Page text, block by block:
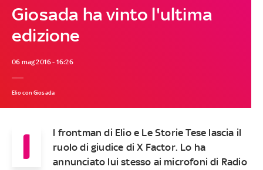
Giosada ha vinto l'ultima
edizione
06 mag 2016 - 16:26
Elio con Giosada
I
l frontman di Elio e Le Storie Tese lascia il
ruolo di giudice di X Factor. Lo ha
annunciato lui stesso ai microfoni di Radio